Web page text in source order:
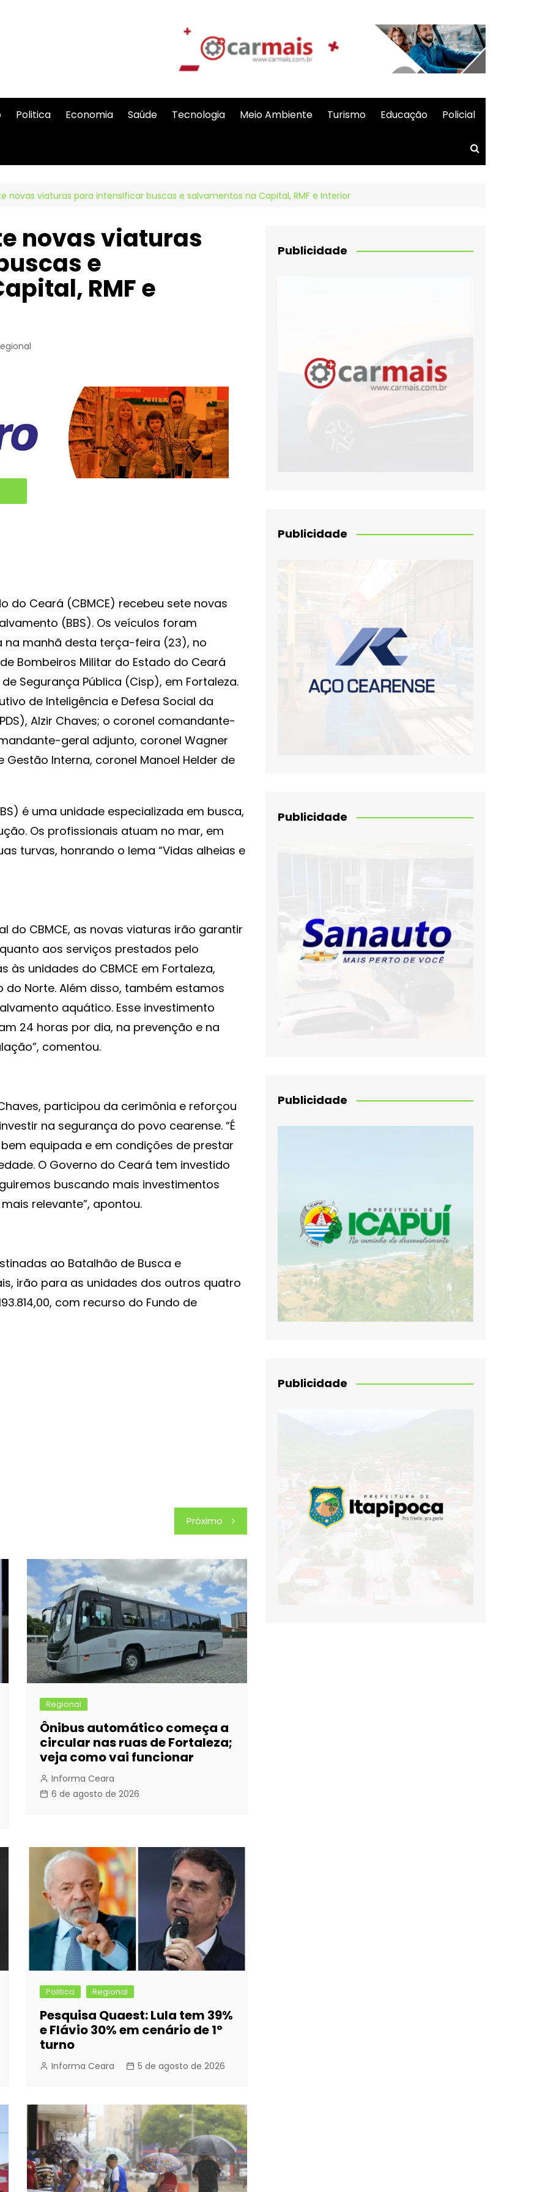
Politica Economia Saúde Tecnologia Meio Ambiente Turismo Educação Policial
novas viaturas para intensificar buscas e salvamentos na Capital, RMF e Interior
novas viaturas
e
RMF e
do Ceará (CBMCE) recebeu sete novas
(BBS). Os veículos foram
na manhã desta terça-feira (23), no
Bombeiros Militar do Estado do Ceará
Segurança Pública (Cisp), em Fortaleza.
de Inteligência e Defesa Social da
Alzir Chaves; o coronel comandante-
geral adjunto, coronel Wagner
Interna, coronel Manoel Helder de
é uma unidade especializada em busca,
Os profissionais atuam no mar, em
turvas, honrando o lema “Vidas alheias e
CBMCE, as novas viaturas irão garantir
aos serviços prestados pelo
às unidades do CBMCE em Fortaleza,
do Norte. Além disso, também estamos
aquático. Esse investimento
24 horas por dia, na prevenção e na
comentou.
participou da cerimônia e reforçou
na segurança do povo cearense. “É
equipada e em condições de prestar
O Governo do Ceará tem investido
buscando mais investimentos
relevante”, apontou.
ao Batalhão de Busca e
irão para as unidades dos outros quatro
com recurso do Fundo de
Próximo
Regional
Ônibus automático começa a
circular nas ruas de Fortaleza;
veja como vai funcionar
Informa Ceara
6 de agosto de 2026
Politica Regional
Pesquisa Quaest: Lula tem 39%
e Flávio 30% em cenário de 1º
turno
Informa Ceara 5 de agosto de 2026
Publicidade
Publicidade
Publicidade
Publicidade
Publicidade